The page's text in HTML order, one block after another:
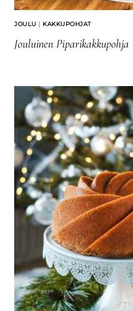
JOULU | KAKKUPOHJAT
Jouluinen Piparikakkupohja